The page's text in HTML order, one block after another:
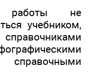
работы не
учебником,
справочными